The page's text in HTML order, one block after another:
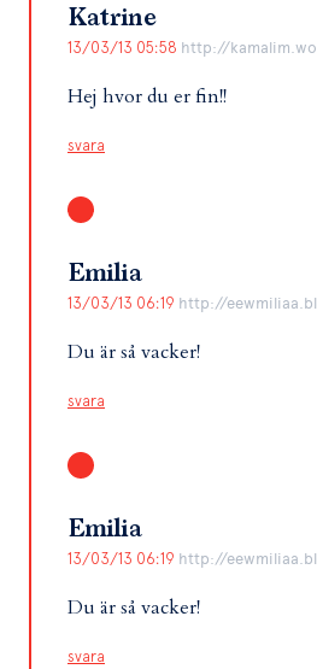
Katrine
13/03/13 05:58 http://
Hej hvor du er fin!!
svara
Emilia
13/03/13 06:19 http://
Du är så vacker!
svara
Emilia
13/03/13 06:19 http://
Du är så vacker!
svara